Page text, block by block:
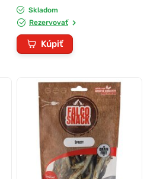
Skladom
Rezervovať
Kúpiť